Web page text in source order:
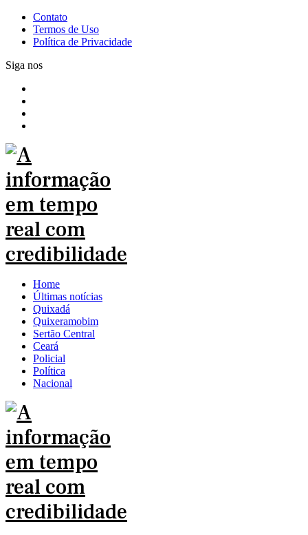
Contato
Termos de Uso
Política de Privacidade
Siga nos
Home
Últimas notícias
Quixadá
Quixeramobim
Sertão Central
Ceará
Policial
Política
Nacional